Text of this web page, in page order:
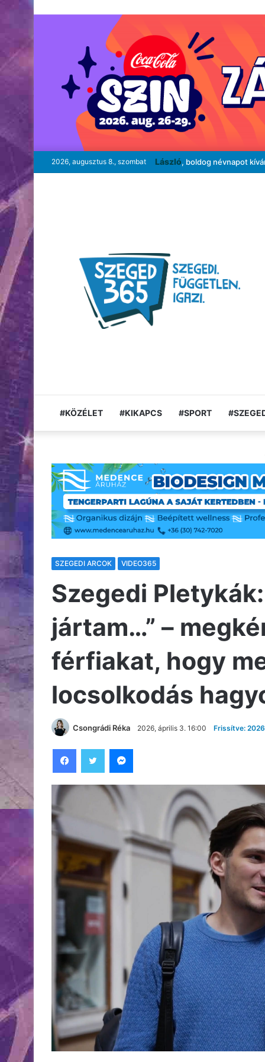
2026, augusztus 8., szombat László, boldog névnapot
#KÖZÉLET #KIKAPCS #SPORT
SZEGEDI ARCOK VIDEO365
Szegedi
jártam…” –
férfiakat, hogy
locsolkodás
Csongrádi Réka 2026, április 3. 16:00 Frissítve: